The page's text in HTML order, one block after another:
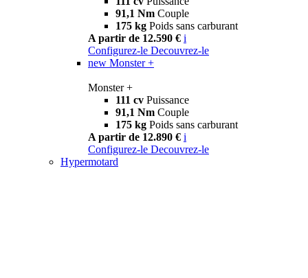
91,1 Nm Couple
175 kg Poids sans carburant
A partir de 12.590 € i
Configurez-le Decouvrez-le
new Monster +
Monster +
111 cv Puissance
91,1 Nm Couple
175 kg Poids sans carburant
A partir de 12.890 € i
Configurez-le Decouvrez-le
Hypermotard